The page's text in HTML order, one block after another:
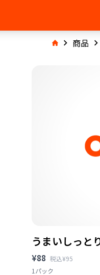
商品
うまいしっと
¥88 税込¥95
1パック